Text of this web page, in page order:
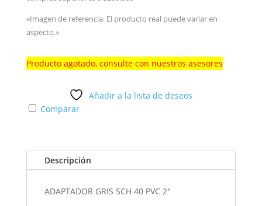
«Imagen de referencia. El producto real puede variar en
aspecto.»
Producto agotado, consulte con nuestros asesores
Añadir a la lista de deseos
Comparar
Descripción
ADAPTADOR GRIS SCH 40 PVC 2"